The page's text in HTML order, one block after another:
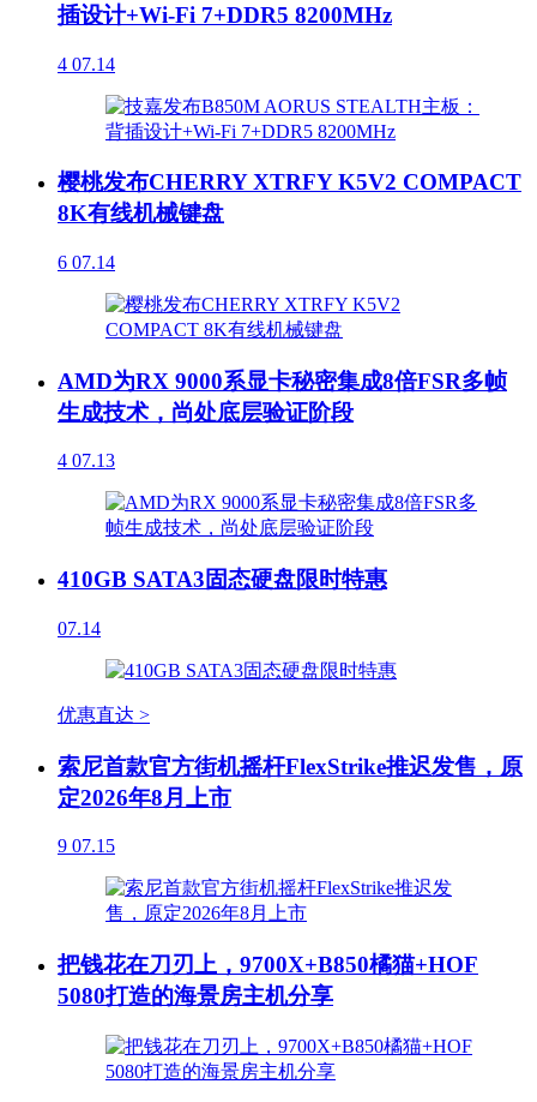
插设计+Wi-Fi 7+DDR5 8200MHz
4 07.14
樱桃发布CHERRY XTRFY K5V2 COMPACT
8K有线机械键盘
6 07.14
AMD为RX 9000系显卡秘密集成8倍FSR多帧
生成技术，尚处底层验证阶段
4 07.13
410GB SATA3固态硬盘限时特惠
07.14
优惠直达 >
索尼首款官方街机摇杆FlexStrike推迟发售，原
定2026年8月上市
9 07.15
把钱花在刀刃上，9700X+B850橘猫+HOF
5080打造的海景房主机分享